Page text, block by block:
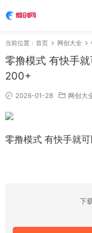
当前位置： 首页 网创大全
零撸模式 有快手
200+
2026-01-28 网创大
零撸模式 有快手就
下